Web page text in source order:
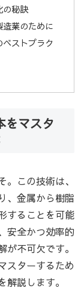
の秘訣
業のために
ストプラク
をマスタ
この技術は、
、金属から樹脂
することを可能
安全かつ効率的
不可欠です。
スターするため
説します。